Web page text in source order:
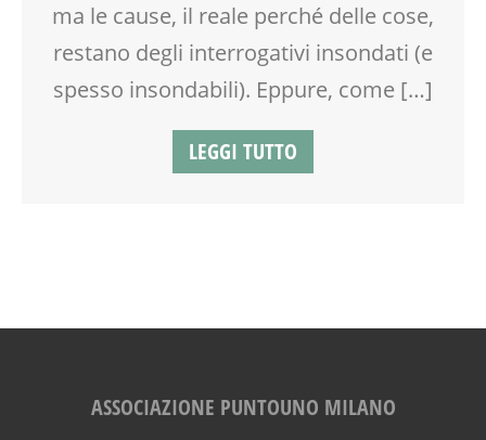
ma le cause, il reale perché delle cose,
restano degli interrogativi insondati (e
spesso insondabili). Eppure, come […]
LEGGI TUTTO
ASSOCIAZIONE PUNTOUNO MILANO